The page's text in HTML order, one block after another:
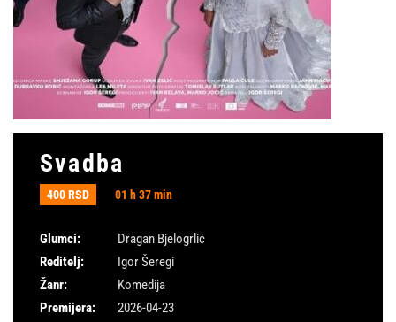
Svadba
400 RSD 01 h 37 min
Glumci:
Dragan Bjelogrlić
Reditelj:
Igor Šeregi
Žanr:
Komedija
Premijera:
2026-04-23